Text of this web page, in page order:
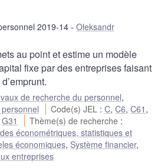
2019-14
Oleksandr
au point et estime un modèle
fixe par des entreprises faisant
de recherche du personnel,
Code(s) JEL :C,C6,C61 ,
G31 Thème(s) de recherche :
économétriques, statistiques et
économiques, Système financier,
entreprises